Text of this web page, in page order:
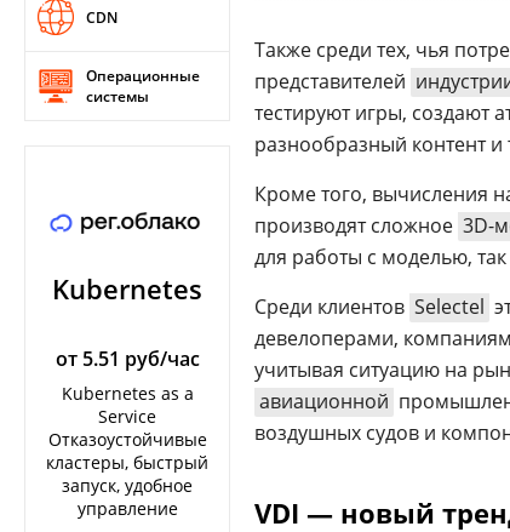
CDN
Операционные
системы
Kubernetes
от 5.51 руб/час
Kubernetes as a
Service
Отказоустойчивые
кластеры, быстрый
запуск, удобное
управление
Также среди тех, чья
представителей
тестируют игры, создают
разнообразный контент и
Кроме того, вычисления
производят сложное 3D-
для работы с моделью,
Среди клиентов Selectel
девелоперами,
учитывая ситуацию на
авиационной
воздушных судов и
VDI — новый